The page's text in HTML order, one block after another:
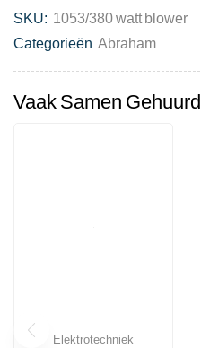
SKU: 1053/380 watt blower
Categorieën Abraham
Vaak Samen Gehuurd
Elektrotechniek